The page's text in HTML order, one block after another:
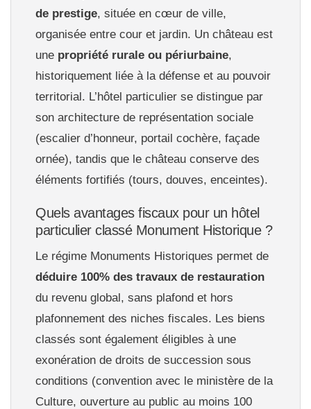
de prestige, située en cœur de ville,
organisée entre cour et jardin. Un château est
une propriété rurale ou périurbaine,
historiquement liée à la défense et au pouvoir
territorial. L’hôtel particulier se distingue par
son architecture de représentation sociale
(escalier d’honneur, portail cochère, façade
ornée), tandis que le château conserve des
éléments fortifiés (tours, douves, enceintes).
Quels avantages fiscaux pour un hôtel
particulier classé Monument Historique ?
Le régime Monuments Historiques permet de
déduire 100% des travaux de restauration
du revenu global, sans plafond et hors
plafonnement des niches fiscales. Les biens
classés sont également éligibles à une
exonération de droits de succession sous
conditions (convention avec le ministère de la
Culture, ouverture au public au moins 100